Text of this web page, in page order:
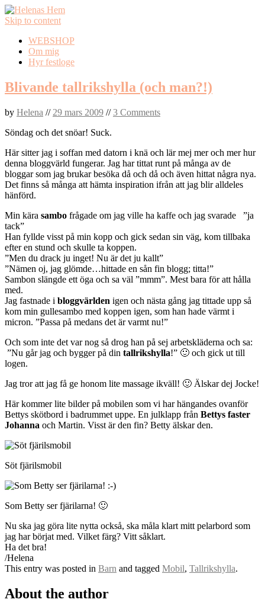
Skip to content
WEBSHOP
Om mig
Hyr festloge
Blivande tallrikshylla (och man?!)
by Helena // 29 mars 2009 //3 Comments
Söndag och det snöar! Suck.
Här sitter jag i soffan med datorn i knä och lär mej mer och mer hur
denna bloggvärld fungerar. Jag har tittat runt på många av de
bloggar som jag brukar besöka då och då och även hittat några nya.
Det finns så många att hämta inspiration ifrån att jag blir alldeles
hänförd.
Min kära sambo frågade om jag ville ha kaffe och jag svarade ”ja
tack”
Han fyllde visst på min kopp och gick sedan sin väg, kom tillbaka
efter en stund och skulle ta koppen.
”Men du drack ju inget! Nu är det ju kallt”
”Nämen oj, jag glömde…hittade en sån fin blogg; titta!”
Sambon slängde ett öga och sa väl ”mmm”. Mest bara för att hålla
med.
Jag fastnade i bloggvärlden igen och nästa gång jag tittade upp så
kom min gullesambo med koppen igen, som han hade värmt i
micron. ”Passa på medans det är varmt nu!”
Och som inte det var nog så drog han på sej arbetskläderna och sa:
”Nu går jag och bygger på din tallrikshylla!” 🙂 och gick ut till
logen.
Jag tror att jag få ge honom lite massage ikväll! 🙂 Älskar dej Jocke!
Här kommer lite bilder på mobilen som vi har hängandes ovanför
Bettys skötbord i badrummet uppe. En julklapp från Bettys faster
Johanna och Martin. Visst är den fin? Betty älskar den.
Söt fjärilsmobil
Som Betty ser fjärilarna! 🙂
Nu ska jag göra lite nytta också, ska måla klart mitt pelarbord som
jag har börjat med. Vilket färg? Vitt såklart.
Ha det bra!
/Helena
This entry was posted in Barn and tagged Mobil, Tallrikshylla.
About the author